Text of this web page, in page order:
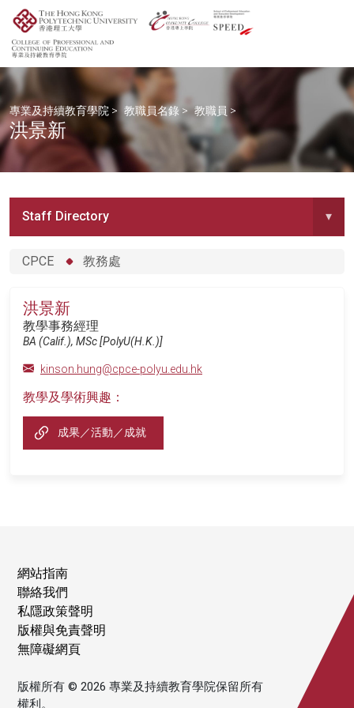
專業及持續教育學院 > 教職員名錄 > 教職員 >
洪景新
Staff Directory ▾
CPCE 教務處
洪景新
教學事務經理
BA (Calif.), MSc [PolyU(H.K.)]
kinson.hung@cpce-polyu.edu.hk
教學及學術興趣：
成果／活動／成就
網站指南
聯絡我們
私隱政策聲明
版權與免責聲明
無障礙網頁
版權所有 © 2026 專業及持續教育學院保留所有
權利。